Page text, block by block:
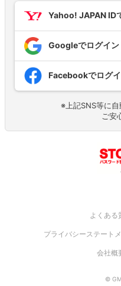
Yahoo! JAPAN ID
Googleでログイン
Facebookでログ
※上記SNS等に
ご安
よくある
プライバシーステート
会社概
©